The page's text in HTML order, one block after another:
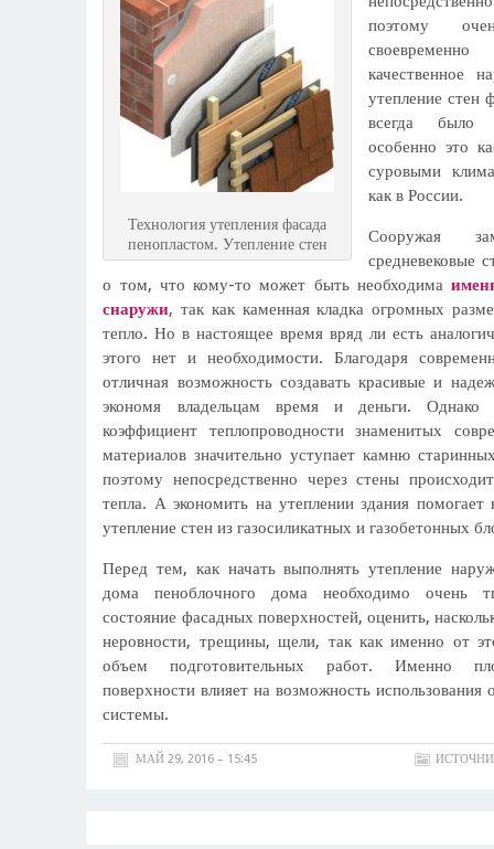
Технология утепления фасада
пенопластом. Утепление стен
поэтому
качественное
утепление стен
всегда было
особенно это
суровыми
как в России.
Сооружая
средневековые
о том, что кому-то может быть необходима
снаружи, так как каменная кладка огромных
тепло. Но в настоящее время вряд ли есть
этого нет и необходимости. Благодаря
отличная возможность создавать красивые и
экономя владельцам время и деньги. Однако
коэффициент теплопроводности знаменитых
материалов значительно уступает камню
поэтому непосредственно через стены
тепла. А экономить на утеплении здания помогает
утепление стен из газосиликатных и газобетонных
Перед тем, как начать выполнять утепление
дома пеноблочного дома необходимо очень
состояние фасадных поверхностей, оценить,
неровности, трещины, щели, так как именно от
объем подготовительных работ. Именно
поверхности влияет на возможность использования
системы.
МАЙ 29, 2016 – 15:45